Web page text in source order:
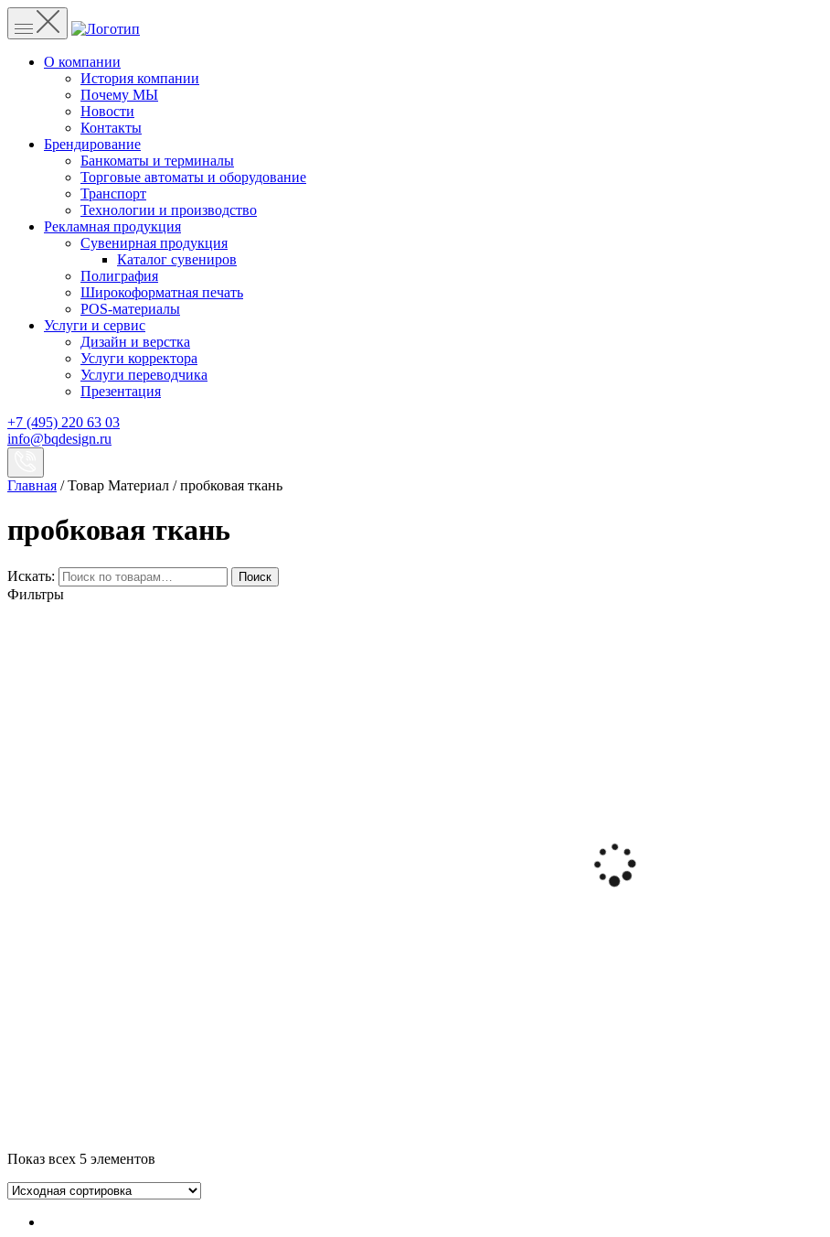
О компании
История компании
Почему МЫ
Новости
Контакты
Брендирование
Банкоматы и терминалы
Торговые автоматы и оборудование
Транспорт
Технологии и производство
Рекламная продукция
Сувенирная продукция
Каталог сувениров
Полиграфия
Широкоформатная печать
POS-материалы
Услуги и сервис
Дизайн и верстка
Услуги корректора
Услуги переводчика
Презентация
+7 (495) 220 63 03
info@bqdesign.ru
Главная / Товар Материал / пробковая ткань
пробковая ткань
Искать: Поиск
Фильтры
Показ всех 5 элементов